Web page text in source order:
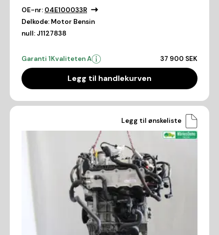
OE-nr: 04E100033R
Delkode: Motor Bensin
null: J1127838
Garanti 1Kvaliteten A 37 900 SEK
Legg til handlekurven
Legg til ønskeliste